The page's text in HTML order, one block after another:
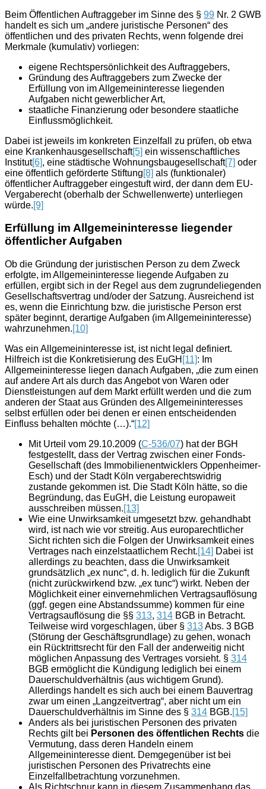
Beim Öffentlichen Auftraggeber im Sinne des § 99 Nr. 2 GWB
handelt es sich um „andere juristische Personen“ des
öffentlichen und des privaten Rechts, wenn folgende drei
Merkmale (kumulativ) vorliegen:
eigene Rechtspersönlichkeit des Auftraggebers,
Gründung des Auftraggebers zum Zwecke der
Erfüllung von im Allgemeininteresse liegenden
Aufgaben nicht gewerblicher Art,
staatliche Finanzierung oder besondere staatliche
Einflussmöglichkeit.
Dabei ist jeweils im konkreten Einzelfall zu prüfen, ob etwa
eine Krankenhausgesellschaft[5] ein wissenschaftliches
Institut[6], eine städtische Woh­nungsbaugesellschaft[7] oder
eine öffentlich geförderte Stiftung[8] als (funktionaler)
öffentlicher Auftraggeber eingestuft wird, der dann dem EU-
Vergaberecht (oberhalb der Schwellenwerte) unterliegen
würde.[9]
Erfüllung im Allgemeininteresse liegender
öffentlicher Aufgaben
Ob die Gründung der juristischen Person zu dem Zweck
erfolgte, im Allgemeininteresse liegende Aufgaben zu
erfüllen, ergibt sich in der Regel aus dem zugrundeliegenden
Gesellschaftsvertrag und/oder der Satzung. Ausreichend ist
es, wenn die Einrichtung bzw. die juristische Person erst
später beginnt, derartige Aufgaben (im Allgemeininteresse)
wahrzunehmen.[10]
Was ein Allgemeininteresse ist, ist nicht legal definiert.
Hilfreich ist die Konkretisierung des EuGH [11]: Im
Allgemeininteresse liegen danach Aufgaben, „die zum einen
auf andere Art als durch das Angebot von Waren oder
Dienstleistungen auf dem Markt erfüllt werden und die zum
anderen der Staat aus Gründen des Allgemeininteresses
selbst erfüllen oder bei denen er einen entscheidenden
Einfluss behalten möchte (…).“[12]
Mit Urteil vom 29.10.2009 (C-536/07) hat der BGH
festgestellt, dass der Vertrag zwischen einer Fonds-
Gesellschaft (des Immobilienentwicklers Oppenheimer-
Esch) und der Stadt Köln vergaberechtswidrig
zustande gekommen ist. Die Stadt Köln hätte, so die
Begründung, das EuGH, die Leistung europaweit
ausschreiben müssen.[13]
Wie eine Unwirksamkeit umgesetzt bzw. gehandhabt
wird, ist nach wie vor streitig. Aus europarechtlicher
Sicht richten sich die Folgen der Unwirksamkeit eines
Vertrages nach einzelstaatlichem Recht.[14] Dabei ist
allerdings zu beachten, dass die Unwirksamkeit
grundsätzlich „ex nunc“, d. h. lediglich für die Zukunft
(nicht zurückwirkend bzw. „ex tunc“) wirkt. Neben der
Möglichkeit einer einvernehmlichen Vertragsauflösung
(ggf. gegen eine Abstandssumme) kommen für eine
Vertragsauflösung die §§ 313, 314 BGB in Betracht.
Teilweise wird vorgeschlagen, über § 313Abs. 3 BGB
(Störung der Geschäftsgrundlage) zu gehen, wonach
ein Rücktrittsrecht für den Fall der anderweitig nicht
möglichen Anpassung des Vertrages vorsieht. § 314
BGB ermöglicht die Kündigung lediglich bei einem
Dauerschuldverhältnis (aus wichtigem Grund).
Allerdings handelt es sich auch bei einem Bauvertrag
zwar um einen „Langzeitvertrag“, aber nicht um ein
Dauerschuldverhältnis im Sinne des § 314 BGB.[15]
Anders als bei juristischen Personen des privaten
Rechts gilt bei Personen des öffentlichen Rechts die
Vermutung, dass deren Handeln einem
Allgemeininteresse dient. Demgegenüber ist bei
juristischen Personen des Privatrechts eine
Einzelfallbetrachtung vorzunehmen.
Als Richtschnur kann in diesem Zusammenhang das